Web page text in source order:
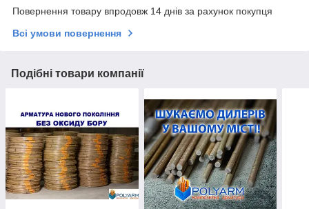
Повернення товару впродовж 14 днів за рахунок покупця
Всі умови повернення
Подібні товари компанії